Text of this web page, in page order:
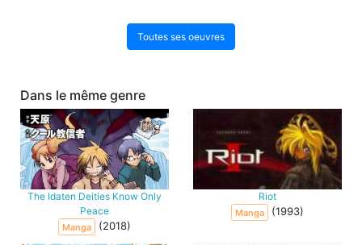
Toutes ses oeuvres
Dans le même genre
The Idaten Deities Know Only
Peace
Manga (2018)
Riot
Manga (1993)